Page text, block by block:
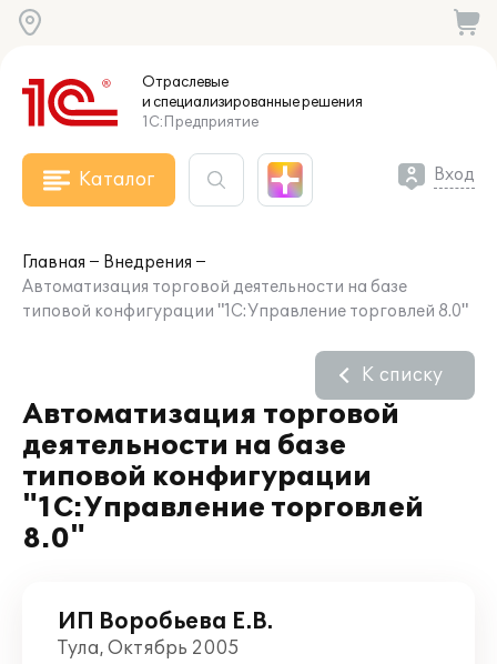
Отраслевые
и специализированныерешения
1С:Предприятие
Каталог Вход
Главная
Внедрения
Автоматизация торговой деятельности на базе
типовой конфигурации "1С:Управление торговлей 8.0"
Автоматизация торговой
деятельности на базе
типовой конфигурации
"1С:Управление торговлей
8.0"
К списку
ИП Воробьева Е.В.
Тула, Октябрь 2005